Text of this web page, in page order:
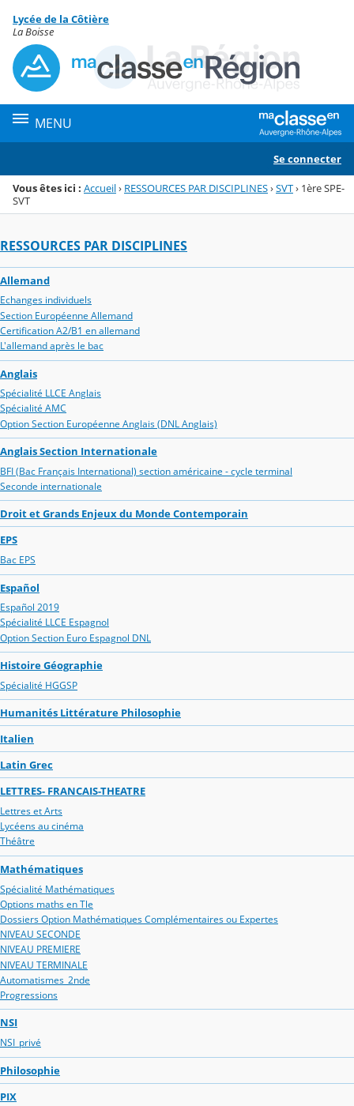
Menu de la rubrique
Contenu
Lycée de la Côtière
La Boisse
MENU
Se connecter
Vous êtes ici : Accueil› RESSOURCES PAR DISCIPLINES›SVT› 1ère SPE-
SVT
RESSOURCES PAR DISCIPLINES
Allemand
Echanges individuels
Section Européenne Allemand
Certification A2/B1 en allemand
L'allemand après le bac
Anglais
Spécialité LLCE Anglais
Spécialité AMC
Option Section Européenne Anglais (DNL Anglais)
Anglais Section Internationale
BFI (Bac Français International) section américaine - cycle terminal
Seconde internationale
Droit et Grands Enjeux du Monde Contemporain
EPS
Bac EPS
Español
Español 2019
Spécialité LLCE Espagnol
Option Section Euro Espagnol DNL
Histoire Géographie
Spécialité HGGSP
Humanités Littérature Philosophie
Italien
Latin Grec
LETTRES- FRANCAIS-THEATRE
Lettres et Arts
Lycéens au cinéma
Théâtre
Mathématiques
Spécialité Mathématiques
Options maths en Tle
Dossiers Option Mathématiques Complémentaires ou Expertes
NIVEAU SECONDE
NIVEAU PREMIERE
NIVEAU TERMINALE
Automatismes_2nde
Progressions
NSI
NSI_privé
Philosophie
PIX